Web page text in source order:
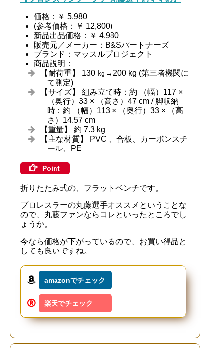
価格：￥ 5,980
(参考価格：￥ 12,800)
新品出品価格：￥ 4,980
販売元／メーカー：B&Sパートナーズ
ブランド：マッスルプロジェクト
商品説明：
【耐荷重】 130 ㎏→200 kg (第三者機関に
て測定)
【サイズ】 組み立て時：約 （幅）117 ×
（奥行）33 × （高さ）47 cm / 脚収納
時：約 （幅）113 × （奥行）33 × （高
さ）14.57 cm
【重量】 約 7.3 kg
【主な材質】 PVC 、合板、カーボンスチ
ール、PE
Point
折りたたみ式の、フラットベンチです。
プロレスラーの丸藤選手オススメということな
ので、丸藤ファンならコレといったところでし
ょうか。
今なら価格が下がっているので、お買い得品と
しても良いですね。
amazonでチェック
楽天でチェック